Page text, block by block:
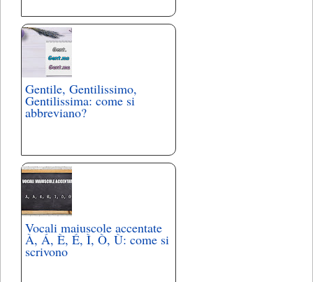
Gentile, Gentilissimo,
Gentilissima: come si
abbreviano?
Vocali maiuscole accentate
À, Á, È, É, Ì, Ò, Ù: come si
scrivono